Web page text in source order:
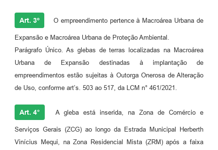
Art. 3º O empreendimento pertence à Macroárea Urbana de
Expansão e Macroárea Urbana de Proteção Ambiental.
Parágrafo Único. As glebas de terras localizadas na Macroárea
Urbana de Expansão destinadas à implantação de
empreendimentos estão sujeitas à Outorga Onerosa de Alteração
de Uso, conforme art’s. 503 ao 517, da LCM n° 461/2021.
Art. 4° A gleba está inserida, na Zona de Comércio e
Serviços Gerais (ZCG) ao longo da Estrada Municipal Herberth
Vinícius Mequi, na Zona Residencial Mista (ZRM) após a faixa